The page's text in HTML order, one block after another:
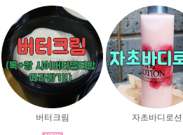
버터크림 자초바디로션